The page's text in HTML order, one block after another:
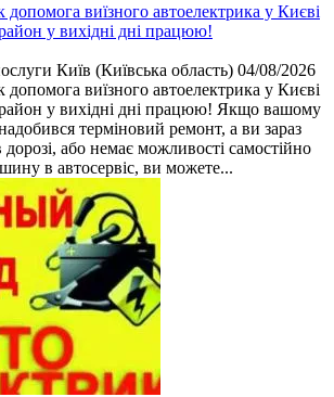
допомога виїзного автоелектрика у Києві
у вихідні дні працюю!
Київ (Київська область) 04/08/2026
допомога виїзного автоелектрика у Києві
у вихідні дні працюю! Якщо вашому
терміновий ремонт, а ви зараз
дорозі, або немає можливості самостійно
в автосервіс, ви можете...